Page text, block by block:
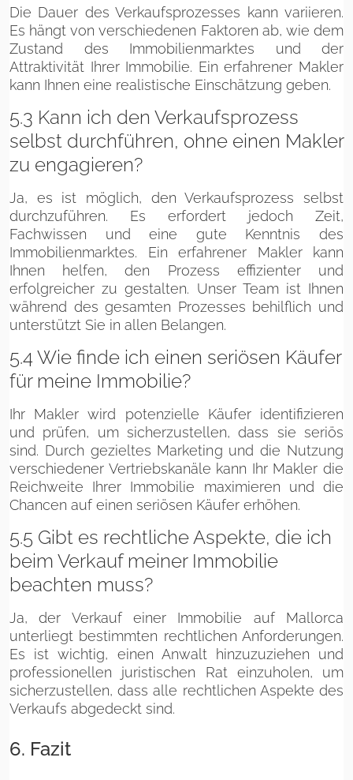
Die Dauer des Verkaufsprozesses kann variieren.
Es hängt von verschiedenen Faktoren ab, wie dem
Zustand des Immobilienmarktes und der
Attraktivität Ihrer Immobilie. Ein erfahrener Makler
kann Ihnen eine realistische Einschätzung geben.
5.3 Kann ich den Verkaufsprozess
selbst durchführen, ohne einen Makler
zu engagieren?
Ja, es ist möglich, den Verkaufsprozess selbst
durchzuführen. Es erfordert jedoch Zeit,
Fachwissen und eine gute Kenntnis des
Immobilienmarktes. Ein erfahrener Makler kann
Ihnen helfen, den Prozess effizienter und
erfolgreicher zu gestalten. Unser Team ist Ihnen
während des gesamten Prozesses behilflich und
unterstützt Sie in allen Belangen.
5.4 Wie finde ich einen seriösen Käufer
für meine Immobilie?
Ihr Makler wird potenzielle Käufer identifizieren
und prüfen, um sicherzustellen, dass sie seriös
sind. Durch gezieltes Marketing und die Nutzung
verschiedener Vertriebskanäle kann Ihr Makler die
Reichweite Ihrer Immobilie maximieren und die
Chancen auf einen seriösen Käufer erhöhen.
5.5 Gibt es rechtliche Aspekte, die ich
beim Verkauf meiner Immobilie
beachten muss?
Ja, der Verkauf einer Immobilie auf Mallorca
unterliegt bestimmten rechtlichen Anforderungen.
Es ist wichtig, einen Anwalt hinzuzuziehen und
professionellen juristischen Rat einzuholen, um
sicherzustellen, dass alle rechtlichen Aspekte des
Verkaufs abgedeckt sind.
6. Fazit